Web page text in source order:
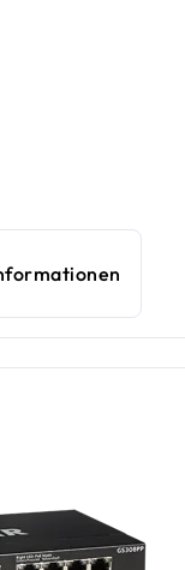
PoE+-Essentials-